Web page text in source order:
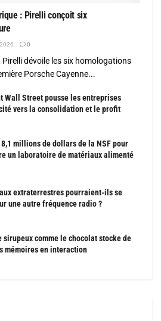
: Pirelli conçoit six
0
dévoile les six homologations
Porsche Cayenne...
Wall Street pousse les entreprises
vers la consolidation et le profit
millions de dollars de la NSF pour
un laboratoire de matériaux alimenté
extraterrestres pourraient-ils se
une autre fréquence radio ?
sirupeux comme le chocolat stocke de
mémoires en interaction